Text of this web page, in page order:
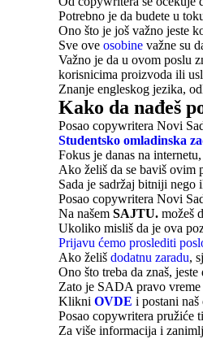
Potrebno je da budete u
Ono što je još važno jeste
Sve ove osobine važne su
Važno je da u ovom poslu
korisnicima proizvoda ili
Znanje engleskog jezika,
Kako da nađeš
Posao copywritera Novi
Studentsko omladinska
Fokus je danas na
Ako želiš da se baviš ovim
Sada je sadržaj bitniji nego
Posao copywritera Novi
Na našem SAJTU. možeš
Ukoliko misliš da je ova
Prijavu ćemo proslediti
Ako želiš dodatnu zaradu,
Ono što treba da znaš,
Zato je SADA pravo vreme
Klikni OVDE i postani naš
Posao copywritera pružiće
Za više informacija i